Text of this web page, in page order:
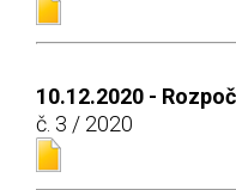
10.12.2020 -
č. 3 / 2020